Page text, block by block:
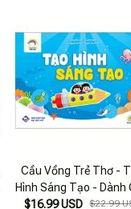
Cầu Vồng Trẻ Thơ -
Hình Sáng Tạo - Dành
Trẻ 4-5 Tuổi
$16.99 USD $22.99